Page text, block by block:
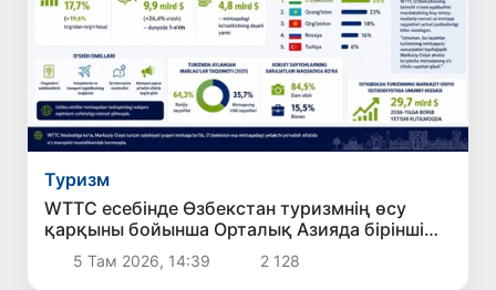
Туризм
WTTC есебінде Өзбекстан туризмнің өсу
қарқыны бойынша Орталық Азияда бірінші
орынға шықты
5 Там 2026, 14:39 2 128